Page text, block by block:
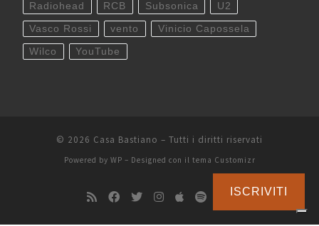
Radiohead RCB Subsonica U2
Vasco Rossi vento Vinicio Capossela
Wilco YouTube
© 2026 Casa Bastiano – Tutti i diritti riservati
Powered by WP – Designed con il tema Customizr
ISCRIVITI